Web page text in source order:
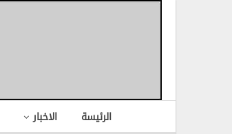
الرئيسة الاخبار